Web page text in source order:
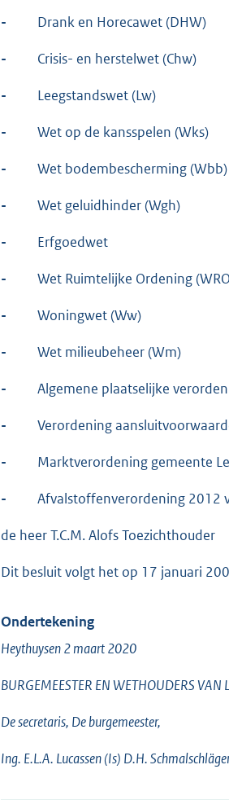
- Drank en Horecawet (DHW)
- Crisis- en herstelwet (Chw)
- Leegstandswet (Lw)
- Wet op de kansspelen (Wks)
- Wet bodembescherming (Wbb)
- Wet geluidhinder (Wgh)
- Erfgoedwet
- Wet Ruimtelijke Ordening
- Woningwet (Ww)
- Wet milieubeheer (Wm)
- Algemene plaatselijke
- Verordening
- Marktverordening gemeente
- Afvalstoffenverordening 2012
de heer T.C.M. Alofs Toezichthouder
Dit besluit volgt het op 17 januari
Ondertekening
Heythuysen 2 maart 2020
BURGEMEESTER EN WETHOUDERS VAN
De secretaris, De burgemeester,
Ing. E.L.A. Lucassen (Is) D.H.